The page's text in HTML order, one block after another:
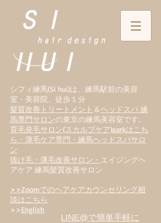
シフィ練馬(Si hui)は、 練馬駅前の美容
室・美容院、徒歩１分
髪質改善トリートメント ＆ヘッドスパ 練
馬専門サロンの東京の練馬美容室です。
育毛発毛サロン(スカルプケア)parkはこち
ら・薄毛ケア専門・練馬ヘッドスパサロ
ン
抜け毛・薄毛改善サロン・ エイジングヘ
アケア 練馬髪質改善サロン
>>Zoomでのヘアケアカウンセリング相
談はこちら
>>English
LINE@で簡単手軽に